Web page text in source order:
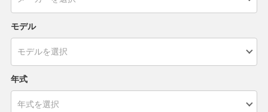
モデル
年式